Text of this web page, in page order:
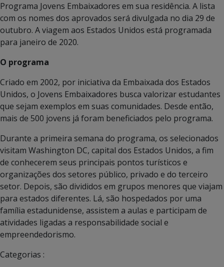
Programa Jovens Embaixadores em sua residência. A lista
com os nomes dos aprovados será divulgada no dia 29 de
outubro. A viagem aos Estados Unidos está programada
para janeiro de 2020.
O programa
Criado em 2002, por iniciativa da Embaixada dos Estados
Unidos, o Jovens Embaixadores busca valorizar estudantes
que sejam exemplos em suas comunidades. Desde então,
mais de 500 jovens já foram beneficiados pelo programa.
Durante a primeira semana do programa, os selecionados
visitam Washington DC, capital dos Estados Unidos, a fim
de conhecerem seus principais pontos turísticos e
organizações dos setores público, privado e do terceiro
setor. Depois, são divididos em grupos menores que viajam
para estados diferentes. Lá, são hospedados por uma
família estadunidense, assistem a aulas e participam de
atividades ligadas a responsabilidade social e
empreendedorismo.
Categorias :